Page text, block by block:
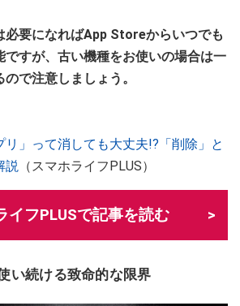
必要になればApp Storeからいつでも
ですが、古い機種をお使いの場合は一
で注意しましょう。
リ」って消しても大丈夫!?「削除」と
説 （スマホライフPLUS）
イフPLUSで記事を読む
い続ける致命的な限界